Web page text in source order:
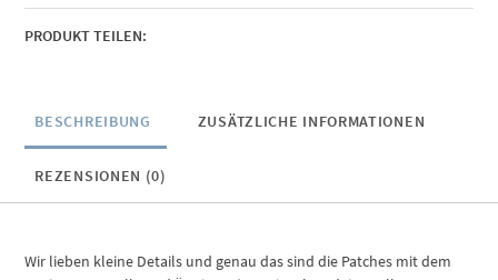
PRODUKT TEILEN:
BESCHREIBUNG ZUSÄTZLICHE INFORMATIONEN
REZENSIONEN (0)
Wir lieben kleine Details und genau das sind die Patches mit dem